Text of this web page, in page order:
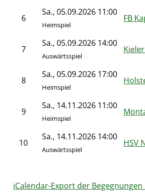
6
Sa., 05.09.2026 11:00
Heimspiel
FB
7
Sa., 05.09.2026 14:00
Auswärtsspiel
8
Sa., 05.09.2026 17:00
Heimspiel
9
Sa., 14.11.2026 11:00
Heimspiel
10
Sa., 14.11.2026 14:00
Auswärtsspiel
HSV
iCalendar-Export der